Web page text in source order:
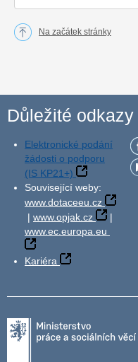
Na začátek stránky
Důležité odkazy
Elektronické podání
žádosti o podporu
(IS KP21+)
Související weby:
www.dotaceeu.cz
| www.opjak.cz
|
www.ec.europa.eu
Kariéra